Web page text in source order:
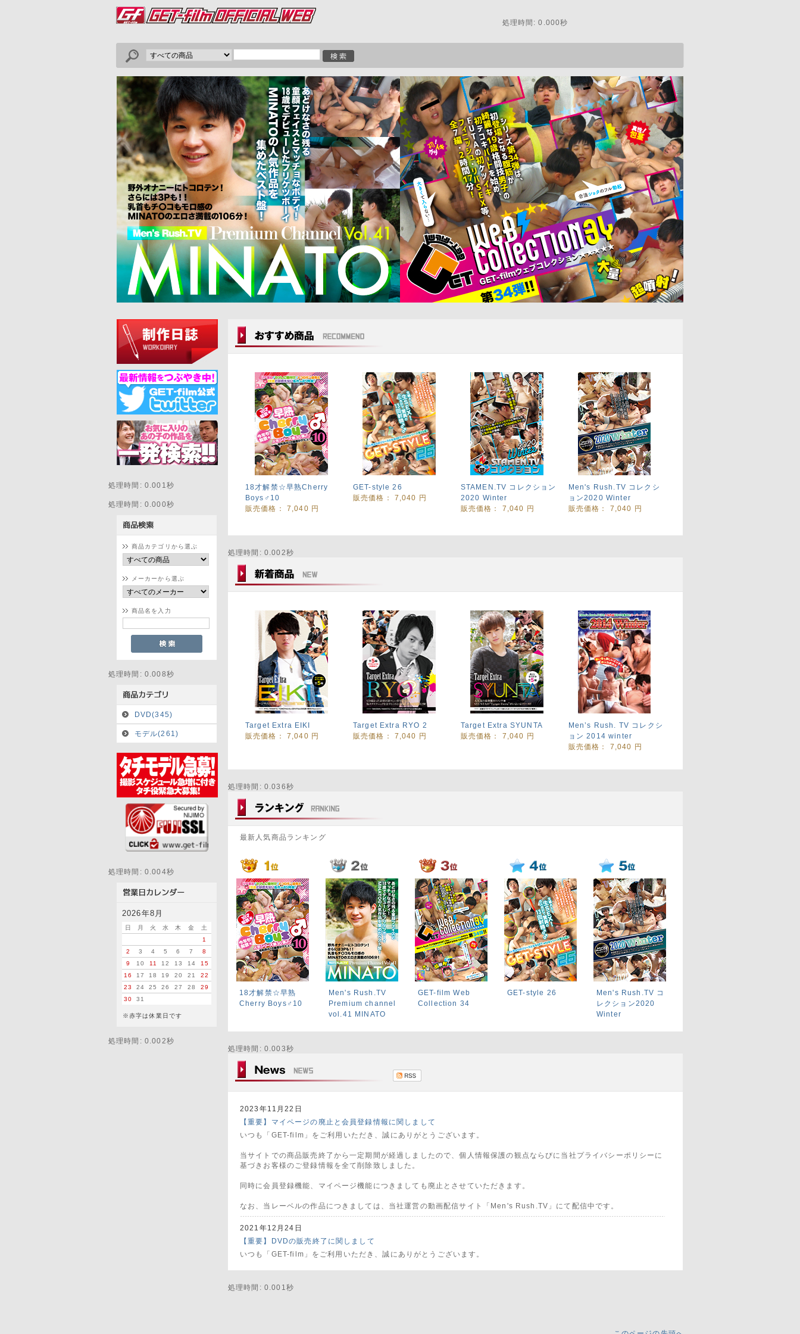
処理時間: 0.000秒
処理時間: 0.001秒
処理時間: 0.000秒
商品カテゴリから選ぶ
メーカーから選ぶ
商品名を入力
処理時間: 0.008秒
DVD(345)
モデル(261)
処理時間: 0.004秒
2026年8月
日 月 火 水 木 金
土
1
2
3 4 5 6 7
8
9
10 11 12 13 14
15
16
17 18 19 20 21
22
23
24 25 26 27 28
29
30
31
※赤字は休業日です
処理時間: 0.002秒
18才解禁☆早熟Cherry
Boys♂10
販売価格： 7,040 円
GET-style 26
販売価格： 7,040 円
STAMEN.TV コレクション
2020 Winter
販売価格： 7,040 円
Men's Rush.TV コレクシ
ョン2020 Winter
販売価格： 7,040 円
処理時間: 0.002秒
Target Extra EIKI
販売価格： 7,040 円
Target Extra RYO 2
販売価格： 7,040 円
Target Extra SYUNTA
販売価格： 7,040 円
Men’s Rush. TV コレクシ
ョン 2014 winter
販売価格： 7,040 円
処理時間: 0.036秒
最新人気商品ランキング
18才解禁☆早熟
Cherry Boys♂10
Men's Rush.TV
Premium channel
vol.41 MINATO
GET-film Web
Collection 34
GET-style 26
Men's Rush.TV コ
レクション2020
Winter
処理時間: 0.003秒
2023年11月22日
【重要】マイページの廃止と会員登録情報に関しまして
いつも「GET-film」をご利用いただき、誠にありがとうございます。
当サイトでの商品販売終了から一定期間が経過しましたので、個人情報保護の観点ならびに当社プライバシーポリシーに
基づきお客様のご登録情報を全て削除致しました。
同時に会員登録機能、マイページ機能につきましても廃止とさせていただきます。
なお、当レーベルの作品につきましては、当社運営の動画配信サイト「Men's Rush.TV」にて配信中です。
2021年12月24日
【重要】DVDの販売終了に関しまして
いつも「GET-film」をご利用いただき、誠にありがとうございます。
処理時間: 0.001秒